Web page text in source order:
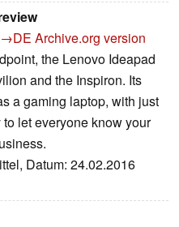
Archive.org version
the Lenovo Ideapad
and the Inspiron. Its
a gaming laptop, with just
let everyone know your
Datum: 24.02.2016